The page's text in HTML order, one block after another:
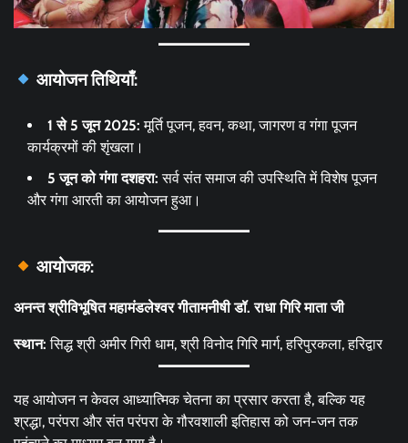
आयोजन तिथियाँ:
1 से 5 जून 2025: मूर्ति पूजन, हवन, कथा, जागरण व गंगा पूजन
कार्यक्रमों की शृंखला।
5 जून को गंगा दशहरा: सर्व संत समाज की उपस्थिति में विशेष पूजन
और गंगा आरती का आयोजन हुआ।
आयोजक:
अनन्त श्रीविभूषित महामंडलेश्वर गीतामनीषी डॉ. राधा गिरि माता जी
स्थान: सिद्ध श्री अमीर गिरी धाम, श्री विनोद गिरि मार्ग, हरिपुरकला, हरिद्वार
यह आयोजन न केवल आध्यात्मिक चेतना का प्रसार करता है, बल्कि यह
श्रद्धा, परंपरा और संत परंपरा के गौरवशाली इतिहास को जन-जन तक